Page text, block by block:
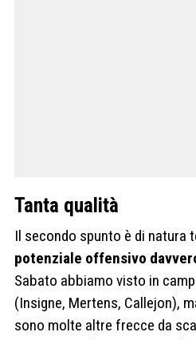
Tanta qualità
Il secondo spunto è di natura
potenziale offensivo
Sabato abbiamo visto in
(Insigne, Mertens, Callejon),
sono molte altre frecce da